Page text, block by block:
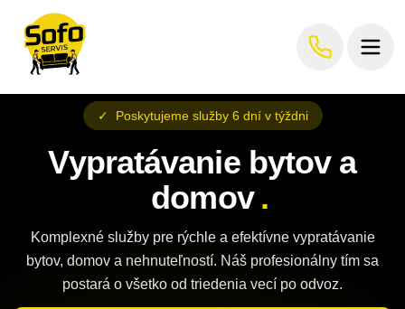
✓ Poskytujeme služby 6 dní v týždni
Vypratávanie bytov a
domov .
Komplexné služby pre rýchle a efektívne vypratávanie
bytov, domov a nehnuteľností. Náš profesionálny tím sa
postará o všetko od triedenia vecí po odvoz.